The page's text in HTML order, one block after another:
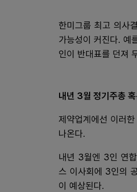
한미그룹 최고 의사
가능성이 커진다. 예
인이 반대표를 던져
내년 3월 정기주총
제약업계에선 이러
나온다.
내년 3월엔 3인 연합
스 이사회에 3인의
이 예상된다.